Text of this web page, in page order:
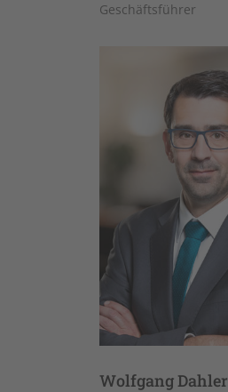
Geschäftsführer
Wolfgang Dahler